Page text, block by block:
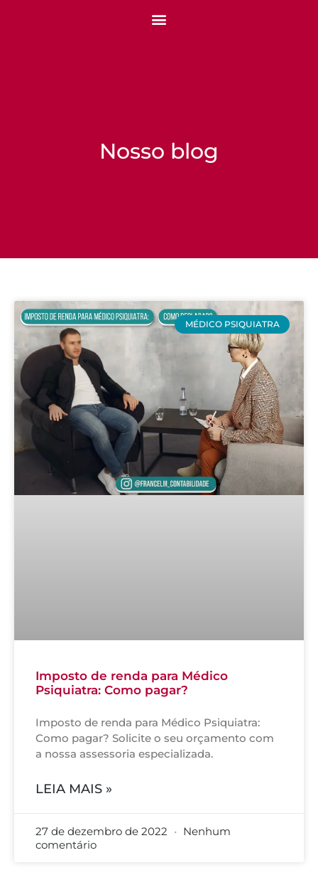
Nosso blog
MÉDICO PSIQUIATRA
Imposto de renda para Médico
Psiquiatra: Como pagar?
Imposto de renda para Médico Psiquiatra:
Como pagar? Solicite o seu orçamento com
a nossa assessoria especializada.
LEIA MAIS »
27 de dezembro de 2022
Nenhum
comentário